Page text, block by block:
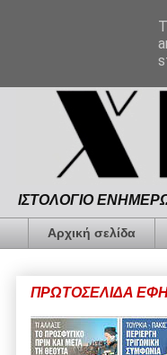
ΙΣΤΟΛΟΓΙΟ
Αρχική σελίδα
ΠΡΩΤΟΣΕΛΙΔΑ